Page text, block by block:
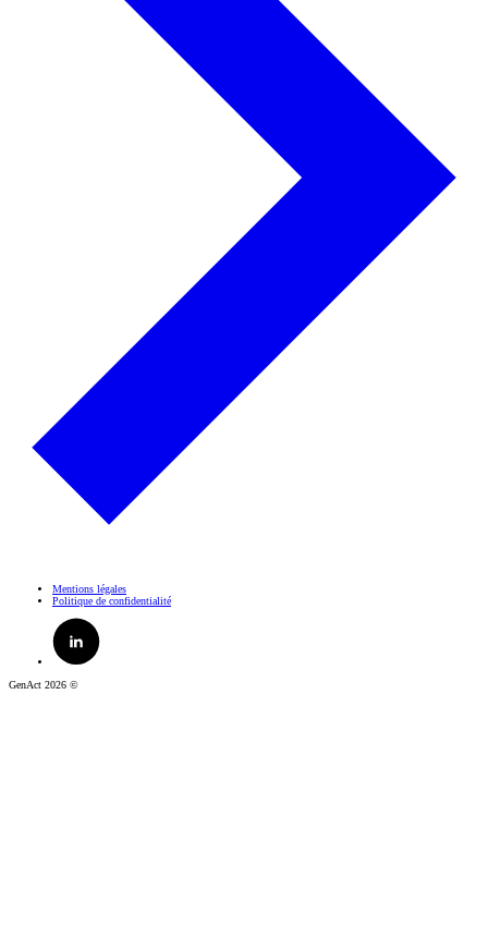
Mentions légales
Politique de confidentialité
GenAct 2026 ©